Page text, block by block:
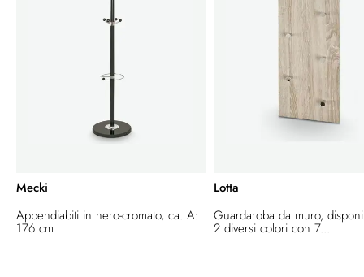
Mecki
Appendiabiti in nero-cromato, ca. A:
176 cm
Lotta
Guardaroba da muro,
2 diversi colori con 7...